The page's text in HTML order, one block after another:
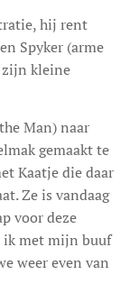
hij rent
Spyker (arme
zijn kleine
Man) naar
gemaakt te
Kaatje die daar
Ze is vandaag
voor deze
ik met mijn buuf
weer even van